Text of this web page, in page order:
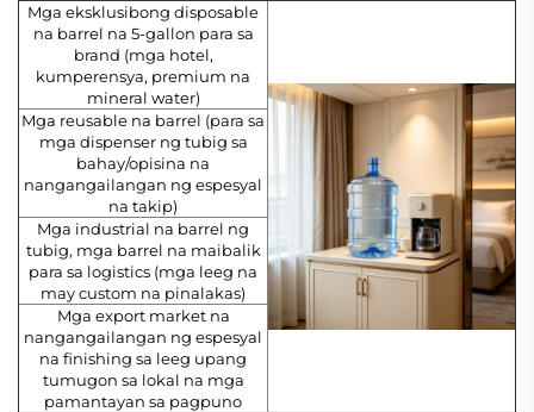
Mga eksklusibong disposable
na barrel na 5-gallon para sa
brand (mga hotel,
kumperensya, premium na
mineral water)
Mga reusable na barrel (para sa
mga dispenser ng tubig sa
bahay/opisina na
nangangailangan ng espesyal
na takip)
Mga industrial na barrel ng
tubig, mga barrel na maibalik
para sa logistics (mga leeg na
may custom na pinalakas)
Mga export market na
nangangailangan ng espesyal
na finishing sa leeg upang
tumugon sa lokal na mga
pamantayan sa pagpuno